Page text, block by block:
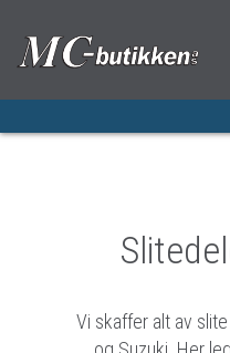
VERKSTED
KONTAKT OSS
Vi skaffer alt av